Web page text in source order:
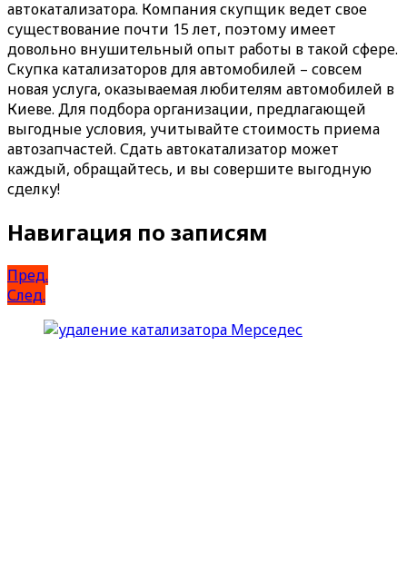
автокатализатора. Компания скупщик ведет свое
существование почти 15 лет, поэтому имеет
довольно внушительный опыт работы в такой сфере.
Скупка катализаторов для автомобилей – совсем
новая услуга, оказываемая любителям автомобилей в
Киеве. Для подбора организации, предлагающей
выгодные условия, учитывайте стоимость приема
автозапчастей. Сдать автокатализатор может
каждый, обращайтесь, и вы совершите выгодную
сделку!
Навигация по записям
Пред.
След.